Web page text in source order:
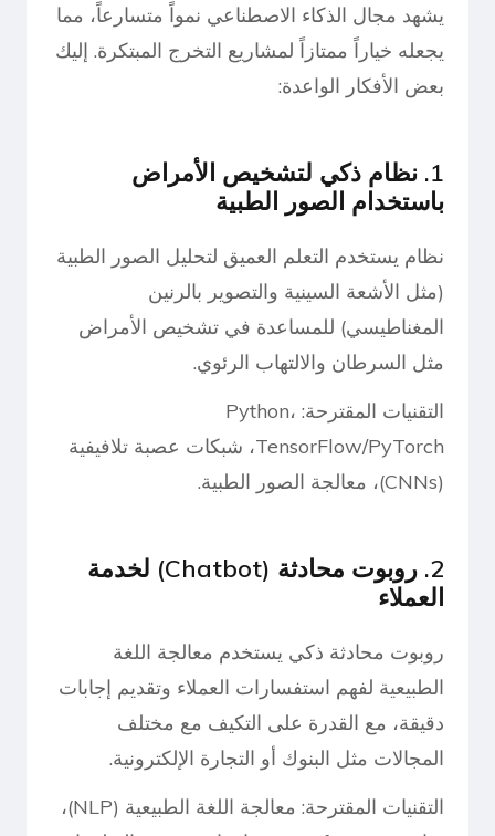
يشهد مجال الذكاء الاصطناعي نمواً متسارعاً، مما
يجعله خياراً ممتازاً لمشاريع التخرج المبتكرة. إليك
بعض الأفكار الواعدة:
1. نظام ذكي لتشخيص الأمراض
باستخدام الصور الطبية
نظام يستخدم التعلم العميق لتحليل الصور الطبية
(مثل الأشعة السينية والتصوير بالرنين
المغناطيسي) للمساعدة في تشخيص الأمراض
مثل السرطان والالتهاب الرئوي.
التقنيات المقترحة: Python،
TensorFlow/PyTorch، شبكات عصبة تلافيفية
(CNNs)، معالجة الصور الطبية.
2. روبوت محادثة (Chatbot) لخدمة
العملاء
روبوت محادثة ذكي يستخدم معالجة اللغة
الطبيعية لفهم استفسارات العملاء وتقديم إجابات
دقيقة، مع القدرة على التكيف مع مختلف
المجالات مثل البنوك أو التجارة الإلكترونية.
التقنيات المقترحة: معالجة اللغة الطبيعية (NLP)،